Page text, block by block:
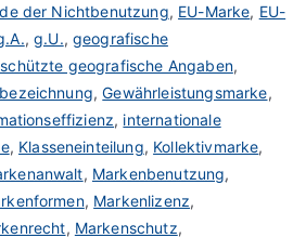
der Nichtbenutzung, EU-Marke, EU-
,g.U., geografische
geografische Angaben,
,Gewährleistungsmarke,
, internationale
, Klasseneinteilung, Kollektivmarke,
, Markenbenutzung,
, Markenlizenz,
, Markenschutz,